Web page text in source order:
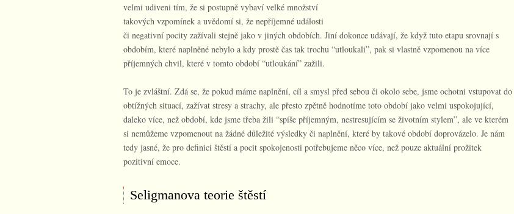
velmi udiveni tím, že si postupně vybaví velké množství
takových vzpomínek a uvědomí si, že nepříjemné události
či negativní pocity zažívali stejně jako v jiných obdobích. Jiní dokonce udávají, že když tuto etapu srovnají s
obdobím, které naplněné nebylo a kdy prostě čas tak trochu “utloukali”, pak si vlastně vzpomenou na více
příjemných chvil, které v tomto období “utloukání” zažili.
To je zvláštní. Zdá se, že pokud máme naplnění, cíl a smysl před sebou či okolo sebe, jsme ochotni vstupovat do
obtížných situací, zažívat stresy a strachy, ale přesto zpětně hodnotíme toto období jako velmi uspokojující,
daleko více, než období, kde jsme třeba žili “spíše příjemným, nestresujícím se životním stylem”, ale ve kterém
si nemůžeme vzpomenout na žádné důležité výsledky či naplnění, které by takové období doprovázelo. Je nám
tedy jasné, že pro definici štěstí a pocit spokojenosti potřebujeme něco více, než pouze aktuální prožitek
pozitivní emoce.
Seligmanova teorie štěstí